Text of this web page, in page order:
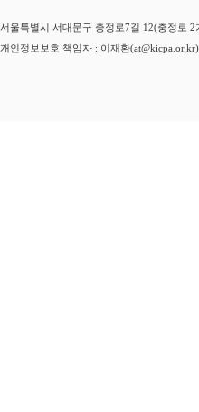
서울특별시 서대문구 충정로7길 12(충정로
개인정보보호 책임자 : 이재환